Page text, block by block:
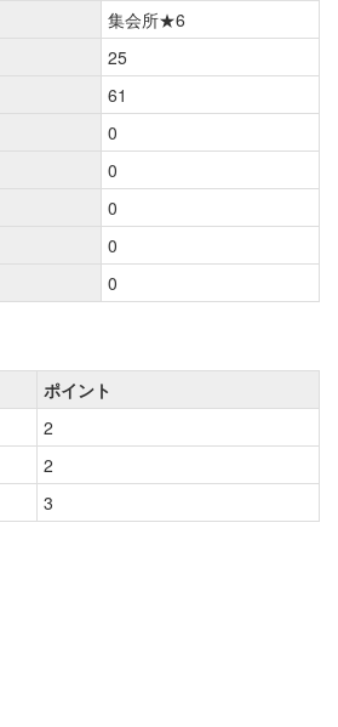
集会所★6
25
61
0
0
0
0
0
ポイント
2
2
3